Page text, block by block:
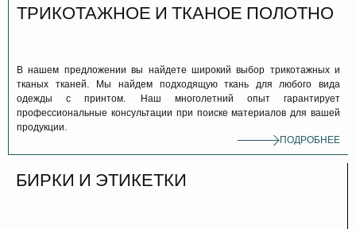
ТРИКОТАЖНОЕ И ТКАНОЕ ПОЛОТНО
В нашем предложении вы найдете широкий выбор трикотажных и
тканых тканей. Мы найдем подходящую ткань для любого вида
одежды с принтом. Наш многолетний опыт гарантирует
профессиональные консультации при поиске материалов для вашей
продукции.
ПОДРОБНЕЕ
БИРКИ И ЭТИКЕТКИ